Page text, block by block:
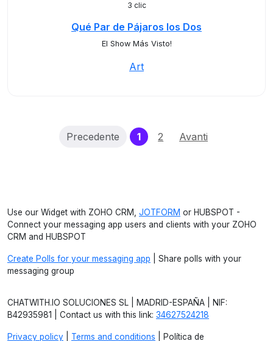
3 clic
Qué Par de Pájaros los Dos
El Show Más Visto!
Art
Precedente 1(current)
2 Avanti
Use our Widget with ZOHO CRM, JOTFORM or HUBSPOT -
Connect your messaging app users and clients with your ZOHO
CRM and HUBSPOT
Create Polls for your messaging app | Share polls with your
messaging group
CHATWITH.IO SOLUCIONES SL | MADRID-ESPAÑA | NIF:
B42935981 | Contact us with this link: 34627524218
Privacy policy Terms and conditions | Política de